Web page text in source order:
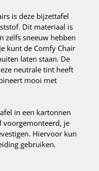
is deze bijzettafel
Dit materiaal is
zelfs sneeuw hebben
kunt de Comfy Chair
laten staan. De
neutrale tint heeft
mooi met
in een kartonnen
voorgemonteerd, je
Hiervoor kun
gebruiken.